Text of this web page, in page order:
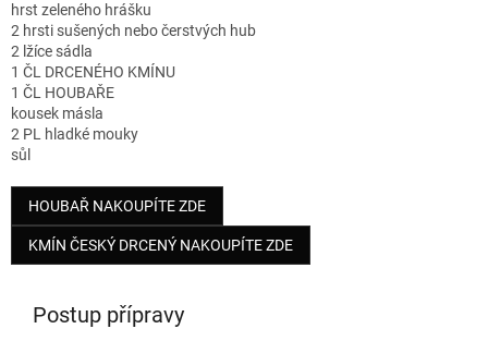
hrst zeleného hrášku
2 hrsti sušených nebo čerstvých hub
2 lžíce sádla
1 ČL DRCENÉHO KMÍNU
1 ČL HOUBAŘE
kousek másla
2 PL hladké mouky
sůl
HOUBAŘ NAKOUPÍTE ZDE
KMÍN ČESKÝ DRCENÝ NAKOUPÍTE ZDE
Postup přípravy